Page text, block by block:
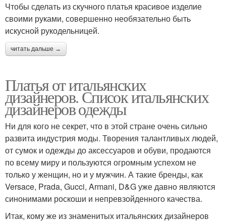
Чтобы сделать из скучного платья красивое изделие
своими руками, совершенно необязательно быть
искусной рукодельницей.
читать дальше →
Платья от итальянских
дизайнеров. Список итальянских
дизайнеров одежды
Ни для кого не секрет, что в этой стране очень сильно
развита индустрия моды. Творения талантливых людей,
от сумок и одежды до аксессуаров и обуви, продаются
по всему миру и пользуются огромным успехом не
только у женщин, но и у мужчин. А такие бренды, как
Versace, Prada, Gucci, Armani, D&G уже давно являются
синонимами роскоши и непревзойденного качества.
Итак, кому же из знаменитых итальянских дизайнеров